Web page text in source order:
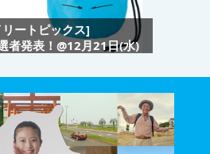
ートピックス]
者発表！@12月21日(水)